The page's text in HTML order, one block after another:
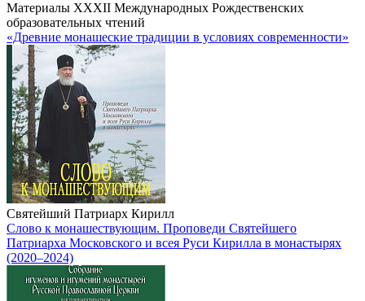
Материалы XXXII Международных Рождественских
образовательных чтений
«Древние монашеские традиции в условиях современности»
Святейший Патриарх Кирилл
Слово к монашествующим. Проповеди Святейшего
Патриарха Московского и всея Руси Кирилла в монастырях
(2020–2024)